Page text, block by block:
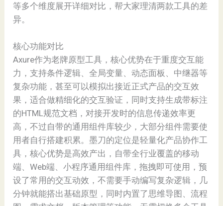
等多个维度展开详细对比，帮大家理清两款工具的差
异。
核心功能对比
Axure作为老牌原型工具，核心优势在于重度交互能
力，支持条件逻辑、全局变量、动态面板、中继器等
复杂功能，甚至可以模拟出接近正式产品的交互效
果，适合做精细化的交互验证，同时支持生成带标注
的HTML规范文档，对接开发时的信息传递效率更
高，不过自带的通用组件库较少，大部分组件需要使
用者自行搭建积累。墨刀的定位是轻量化产品协作工
具，核心优势是高效产出，自带全行业覆盖的移动
端、Web端、小程序通用组件库，拖拽即可使用，预
设了常用的交互动效，不需要手动编写复杂逻辑，几
分钟就能搭出基础原型，同时内置了思维导图、流程